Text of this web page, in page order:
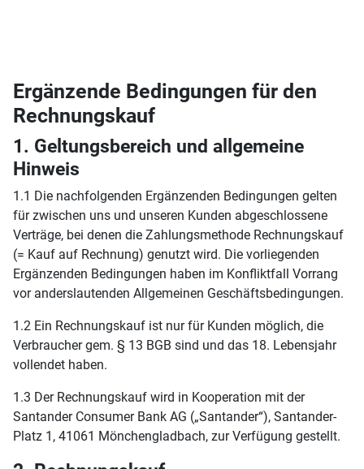
Ergänzende Bedingungen für den
Rechnungskauf
1. Geltungsbereich und allgemeine
Hinweis
1.1 Die nachfolgenden Ergänzenden Bedingungen gelten
für zwischen uns und unseren Kunden abgeschlossene
Verträge, bei denen die Zahlungsmethode Rechnungskauf
(= Kauf auf Rechnung) genutzt wird. Die vorliegenden
Ergänzenden Bedingungen haben im Konfliktfall Vorrang
vor anderslautenden Allgemeinen Geschäftsbedingungen.
1.2 Ein Rechnungskauf ist nur für Kunden möglich, die
Verbraucher gem. § 13 BGB sind und das 18. Lebensjahr
vollendet haben.
1.3 Der Rechnungskauf wird in Kooperation mit der
Santander Consumer Bank AG („Santander“), Santander-
Platz 1, 41061 Mönchengladbach, zur Verfügung gestellt.